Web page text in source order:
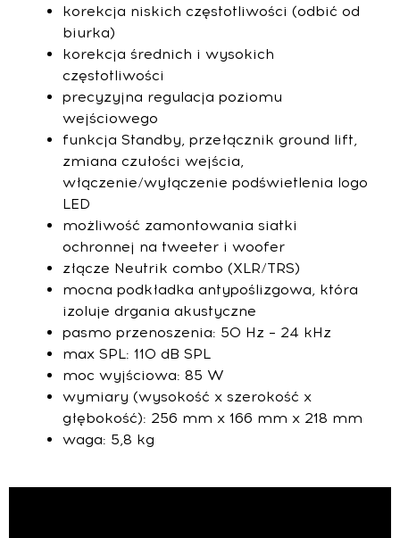
korekcja niskich częstotliwości (odbić od
biurka)
korekcja średnich i wysokich
częstotliwości
precyzyjna regulacja poziomu
wejściowego
funkcja Standby, przełącznik ground lift,
zmiana czułości wejścia,
włączenie/wyłączenie podświetlenia logo
LED
możliwość zamontowania siatki
ochronnej na tweeter i woofer
złącze Neutrik combo (XLR/TRS)
mocna podkładka antypoślizgowa, która
izoluje drgania akustyczne
pasmo przenoszenia: 50 Hz – 24 kHz
max SPL: 110 dB SPL
moc wyjściowa: 85 W
wymiary (wysokość x szerokość x
głębokość): 256 mm x 166 mm x 218 mm
waga: 5,8 kg